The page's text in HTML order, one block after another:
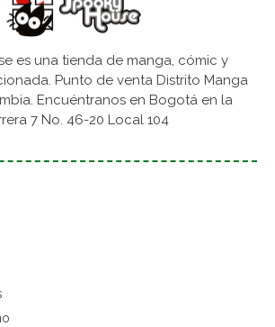
es una tienda de manga, cómic y
Punto de venta Distrito Manga
Encuéntranos en Bogotá en la
7 No. 46-20 Local 104